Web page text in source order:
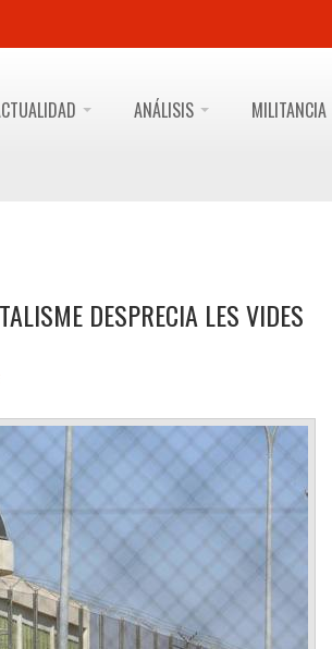
ANÁLISIS MILITANCIA
DESPRECIA LES VIDES